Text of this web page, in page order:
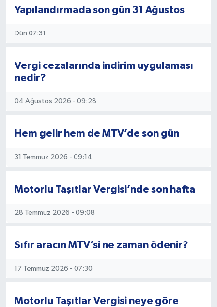
Yapılandırmada son gün 31 Ağustos
Dün 07:31
Vergi cezalarında indirim uygulaması
nedir?
04 Ağustos 2026 - 09:28
Hem gelir hem de MTV’de son gün
31 Temmuz 2026 - 09:14
Motorlu Taşıtlar Vergisi’nde son hafta
28 Temmuz 2026 - 09:08
Sıfır aracın MTV’si ne zaman ödenir?
17 Temmuz 2026 - 07:30
Motorlu Taşıtlar Vergisi neye göre